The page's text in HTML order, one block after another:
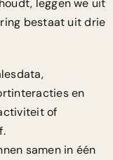
leggen we uit
bestaat uit drie
en
of
samen in één